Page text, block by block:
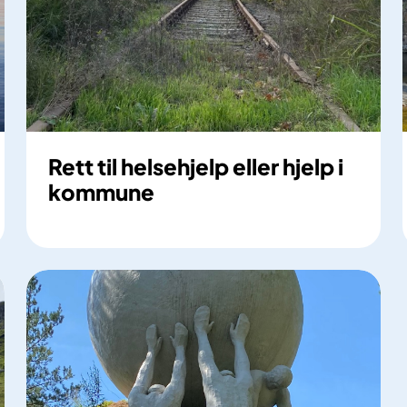
Rett til helsehjelp eller hjelp i
kommune
e
t
t
i
l
h